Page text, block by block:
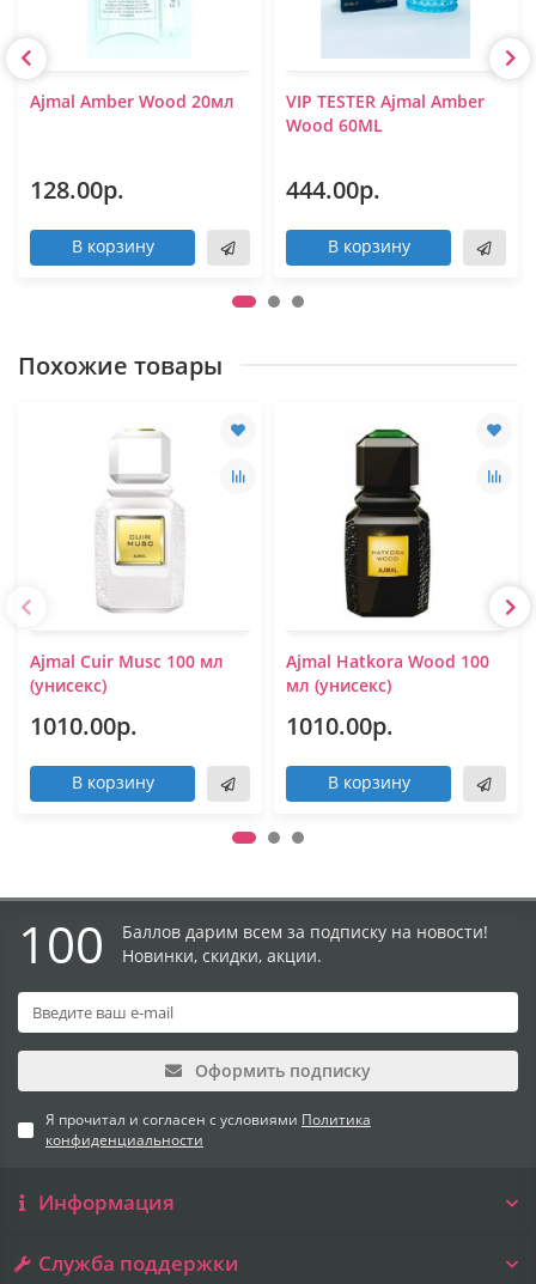
Ajmal Amber Wood 20мл
128.00р.
В корзину
VIP TESTER Ajmal Amber
Wood 60ML
444.00р.
В корзину
Похожие товары
Ajmal Cuir Musc 100 мл
(унисекс)
1010.00р.
В корзину
Ajmal Hatkora Wood 100
мл (унисекс)
1010.00р.
В корзину
100
Баллов дарим всем за подписку на новости!
Новинки, скидки, акции.
Оформить подписку
Я прочитал и согласен с условиями Политика
конфиденциальности
Информация
Служба поддержки